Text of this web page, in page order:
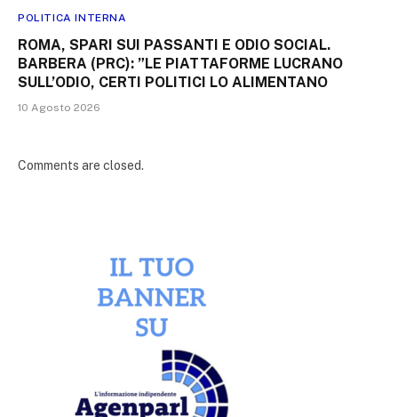
POLITICA INTERNA
ROMA, SPARI SUI PASSANTI E ODIO SOCIAL.
BARBERA (PRC): ​”LE PIATTAFORME LUCRANO
SULL’ODIO, CERTI POLITICI LO ALIMENTANO​
10 Agosto 2026
Comments are closed.